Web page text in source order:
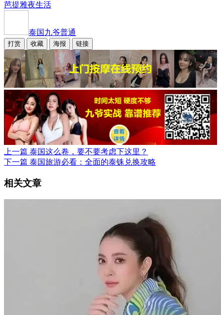
芭提雅夜生活
泰国九爷普通
打赏 收藏 海报 链接
上一篇 泰国这么卷，要不要考虑下这里？
下一篇 泰国旅游必看：全面的泰铢兑换攻略
相关文章